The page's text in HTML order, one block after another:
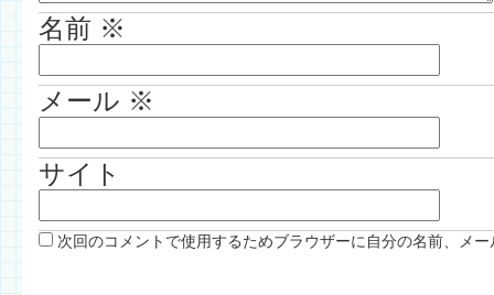
名前 ※
メール ※
サイト
次回のコメントで使用するためブラウザーに自分の名前、メ